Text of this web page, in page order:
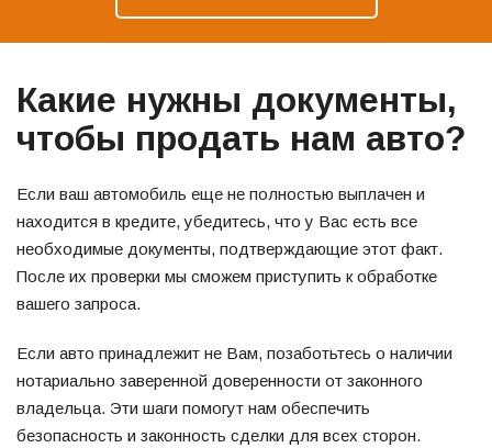
Какие нужны документы,
чтобы продать нам авто?
Если ваш автомобиль еще не полностью выплачен и
находится в кредите, убедитесь, что у Вас есть все
необходимые документы, подтверждающие этот факт.
После их проверки мы сможем приступить к обработке
вашего запроса.
Если авто принадлежит не Вам, позаботьтесь о наличии
нотариально заверенной доверенности от законного
владельца. Эти шаги помогут нам обеспечить
безопасность и законность сделки для всех сторон.